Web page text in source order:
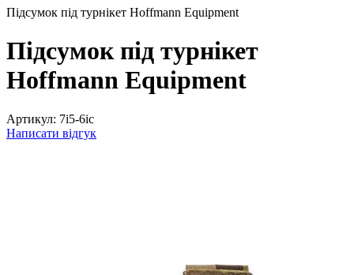
Підсумок під турнікет Hoffmann Equipment
Підсумок під турнікет
Hoffmann Equipment
Артикул: 7i5-6ic
Написати відгук